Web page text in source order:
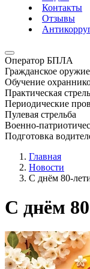
Контакты
Отзывы
Оператор БПЛА
Гражданское оружие
Обучение
Практическая
Периодические
Пулевая стрельба
Военно-
Подготовка
Главная
Новости
С днём 80-
С днём